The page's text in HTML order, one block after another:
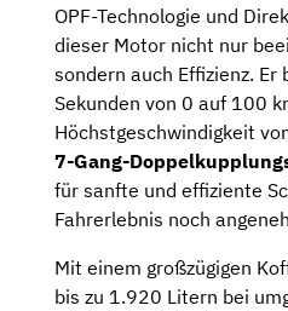
OPF-Technologie und
dieser Motor nicht nur
sondern auch Effizienz.
Sekunden von 0 auf 100
Höchstgeschwindigkeit
7-Gang-
für sanfte und effiziente
Fahrerlebnis noch
Mit einem großzügigen
bis zu 1.920 Litern bei